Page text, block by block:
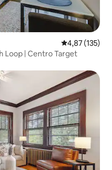
4,87 de uma
4,87 (135)
Loop | Centro Target
hóspedes